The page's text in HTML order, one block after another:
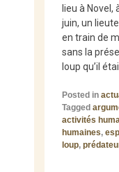
lieu à Novel,
juin, un
en train de
sans la
loup qu’il
Posted in
Tagged
activités
humaines,
loup,